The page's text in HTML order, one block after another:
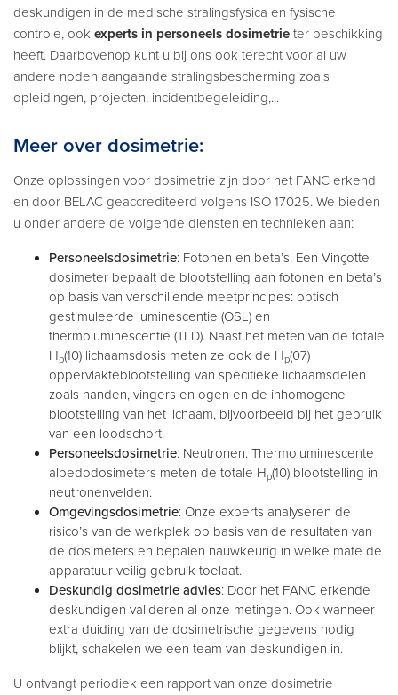
deskundigen in de medische stralingsfysica en fysische
controle, ook experts in personeels dosimetrie ter beschikking
heeft. Daarbovenop kunt u bij ons ook terecht voor al uw
andere noden aangaande stralingsbescherming zoals
opleidingen, projecten, incidentbegeleiding,...
Meer over dosimetrie:
Onze oplossingen voor dosimetrie zijn door het FANC erkend
en door BELAC geaccrediteerd volgens ISO 17025. We bieden
u onder andere de volgende diensten en technieken aan:
Personeelsdosimetrie: Fotonen en beta’s. Een Vinçotte
dosimeter bepaalt de blootstelling aan fotonen en beta’s
op basis van verschillende meetprincipes: optisch
gestimuleerde luminescentie (OSL) en
thermoluminescentie (TLD). Naast het meten van de totale
Hp(10) lichaamsdosis meten ze ook de Hp(07)
oppervlakteblootstelling van specifieke lichaamsdelen
zoals handen, vingers en ogen en de inhomogene
blootstelling van het lichaam, bijvoorbeeld bij het gebruik
van een loodschort.
Personeelsdosimetrie: Neutronen. Thermoluminescente
albedodosimeters meten de totale Hp(10) blootstelling in
neutronenvelden.
Omgevingsdosimetrie: Onze experts analyseren de
risico’s van de werkplek op basis van de resultaten van
de dosimeters en bepalen nauwkeurig in welke mate de
apparatuur veilig gebruik toelaat.
Deskundig dosimetrie advies: Door het FANC erkende
deskundigen valideren al onze metingen. Ook wanneer
extra duiding van de dosimetrische gegevens nodig
blijkt, schakelen we een team van deskundigen in.
U ontvangt periodiek een rapport van onze dosimetrie